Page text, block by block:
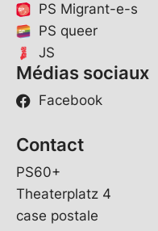
PS Migrant-e-s
PS queer
JS
Médias sociaux
Facebook
Contact
PS60+
Theaterplatz 4
case postale